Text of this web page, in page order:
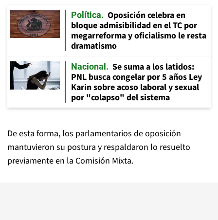
Política
Oposición celebra en
bloque admisibilidad en el TC por
megarreforma y oficialismo le resta
dramatismo
Nacional
Se suma a los latidos:
PNL busca congelar por 5 años Ley
Karin sobre acoso laboral y sexual
por "colapso" del sistema
De esta forma, los parlamentarios de oposición
mantuvieron su postura y respaldaron lo resuelto
previamente en la Comisión Mixta.